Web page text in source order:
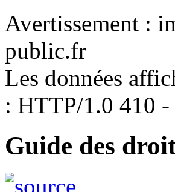
Avertissement :
public.fr
Les données
: HTTP/1.0 410
Guide des